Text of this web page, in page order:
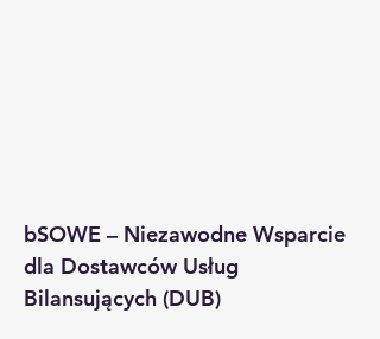
bSOWE – Niezawodne Wsparcie
dla Dostawców Usług
Bilansujących (DUB)